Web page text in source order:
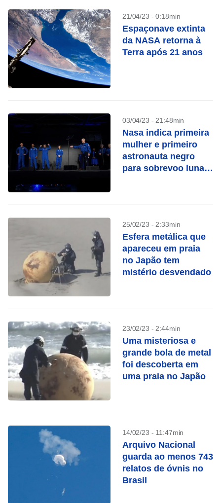
21/04/23 - 0:18min
Espaçonave extinta
da NASA retorna à
Terra após 21 anos
03/04/23 - 21:48min
Nasa indica primeira
mulher e primeiro
astronauta negro
para sobrevoo lunar
25/02/23 - 2:33min
Esfera metálica que
apareceu em praia
no Japão tem
mistério desvendado
23/02/23 - 2:44min
Uma misteriosa e
grande bola de metal
foi descoberta em
uma praia no Japão
14/02/23 - 11:47min
Arquivo Nacional
guarda ao menos 743
relatos de óvnis no
Brasil